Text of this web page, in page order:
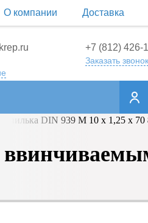
О компании Доставка
+7 (812) 426-
Заказать звонок